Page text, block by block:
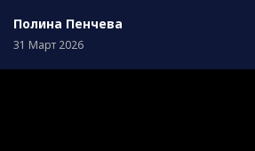
Полина Пенчева
31 Март 2026